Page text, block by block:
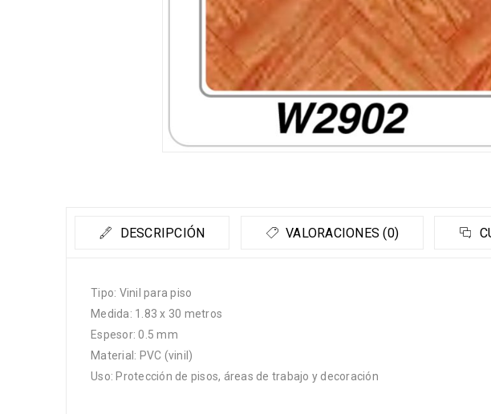
DESCRIPCIÓN VALORACIONES (0)
Tipo: Vinil para piso
Medida: 1.83 x 30 metros
Espesor: 0.5 mm
Material: PVC (vinil)
Uso: Protección de pisos, áreas de trabajo y decoración